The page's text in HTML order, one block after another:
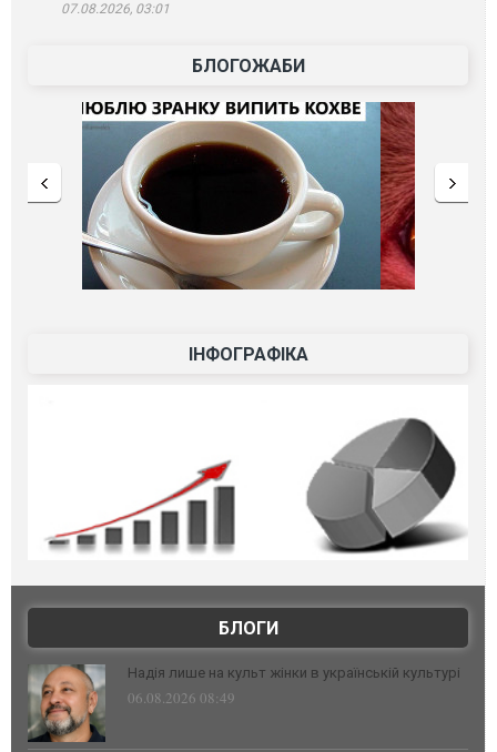
07.08.2026, 03:01
БЛОГОЖАБИ
ІНФОГРАФІКА
БЛОГИ
Надія лише на культ жінки в українській культурі
06.08.2026 08:49